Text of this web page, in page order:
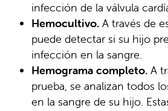
infección de la válvula
Hemocultivo. A través de
puede detectar si su hijo
infección en la sangre.
Hemograma completo. A
prueba, se analizan todos
en la sangre de su hijo.